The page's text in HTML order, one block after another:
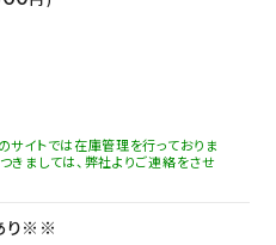
サイトでは在庫管理を行っておりま
きましては、弊社よりご連絡をさせ
り※※